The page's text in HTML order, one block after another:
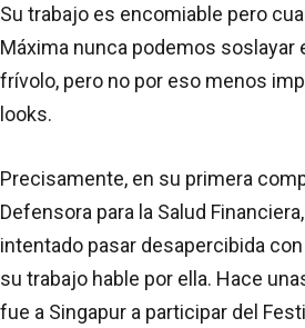
Su trabajo es encomiable pero
Máxima nunca podemos soslayar
frívolo, pero no por eso menos
looks.
Precisamente, en su primera
Defensora para la Salud
intentado pasar desapercibida
su trabajo hable por ella. Hace
fue a Singapur a participar del